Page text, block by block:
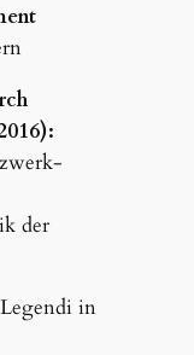
der
in